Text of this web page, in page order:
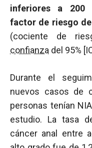
inferiores a 200
factor de riesgo
(cociente de
confianza del 95%
Durante el
nuevos casos de
personas tenían
estudio. La tasa
cáncer anal entre